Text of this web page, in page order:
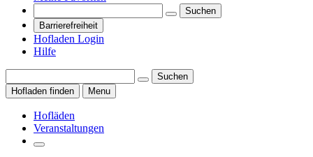
Suchen
Barrierefreiheit
Hofladen Login
Hilfe
Suchen
Hofladen finden
Menu
Hofläden
Veranstaltungen